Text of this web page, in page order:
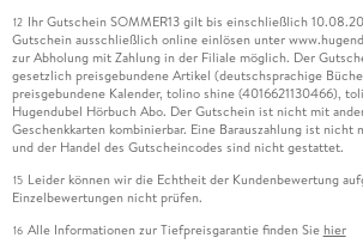
12 Ihr Gutschein SOMMER13 gilt bis einschließlich
Gutschein ausschließlich online einlösen unter
zur Abholung mit Zahlung in der Filiale möglich. Der
gesetzlich preisgebundene Artikel (deutschsprachige
preisgebundene Kalender, tolino shine (4016621130466),
Hugendubel Hörbuch Abo. Der Gutschein ist nicht mit
Geschenkkarten kombinierbar. Eine Barauszahlung ist nicht
und der Handel des Gutscheincodes sind nicht gestattet.
15 Leider können wir die Echtheit der Kundenbewertung
Einzelbewertungen nicht prüfen.
16 Alle Informationen zur Tiefpreisgarantie finden Sie hier